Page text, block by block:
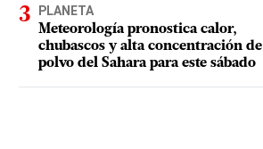
PLANETA
Meteorología pronostica calor,
chubascos y alta concentración de
polvo del Sahara para este sábado